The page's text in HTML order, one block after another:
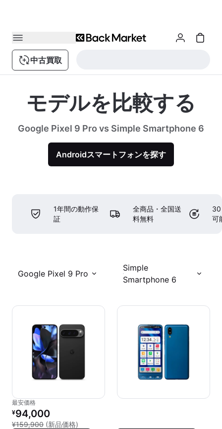
中古買取
モデルを比較する
Google Pixel 9 Pro vs Simple Smartphone 6
Androidスマートフォンを探す
1年間の動作保
証
全商品・全国送
料無料
30
可
Google Pixel 9 Pro
Simple
Smartphone 6
最安価格
リファービッシュ品の価格：
¥94,000
¥159,900 (新品価格)